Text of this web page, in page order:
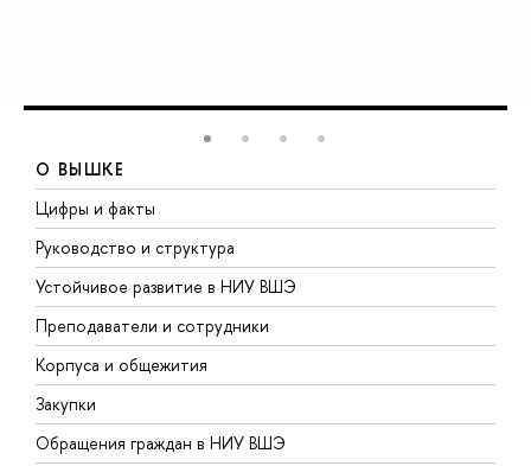
О ВЫШКЕ
Цифры и факты
Руководство и структура
Устойчивое развитие в НИУ ВШЭ
Преподаватели и сотрудники
Корпуса и общежития
Закупки
Обращения граждан в НИУ ВШЭ